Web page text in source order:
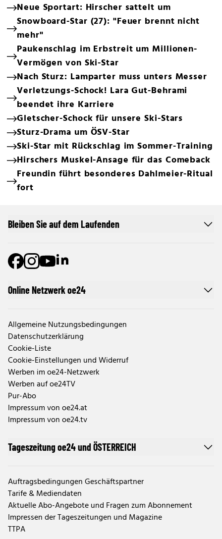
Neue Sportart: Hirscher sattelt um
Snowboard-Star (27): "Feuer brennt nicht
mehr"
Paukenschlag im Erbstreit um Millionen-
Vermögen von Ski-Star
Nach Sturz: Lamparter muss unters Messer
Verletzungs-Schock! Lara Gut-Behrami
beendet ihre Karriere
Gletscher-Schock für unsere Ski-Stars
Sturz-Drama um ÖSV-Star
Ski-Star mit Rückschlag im Sommer-Training
Hirschers Muskel-Ansage für das Comeback
Freundin führt besonderes Dahlmeier-Ritual
fort
Online Netzwerk oe24
Allgemeine Nutzungsbedingungen
Datenschutzerklärung
Cookie-Liste
Cookie-Einstellungen und Widerruf
Werben im oe24-Netzwerk
Werben auf oe24TV
Pur-Abo
Impressum von oe24.at
Impressum von oe24.tv
Tageszeitung oe24 und ÖSTERREICH
Auftragsbedingungen Geschäftspartner
Tarife & Mediendaten
Aktuelle Abo-Angebote und Fragen zum Abonnement
Impressen der Tageszeitungen und Magazine
TTPA
Bleiben Sie auf dem Laufenden